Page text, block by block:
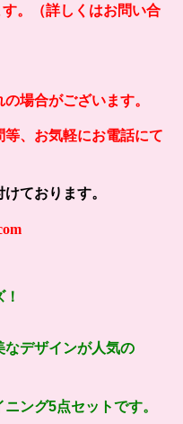
。（詳しくはお問い合
場合がございます。
、お気軽にお電話にて
ております。
なデザインが人気の
ング5点セットです。